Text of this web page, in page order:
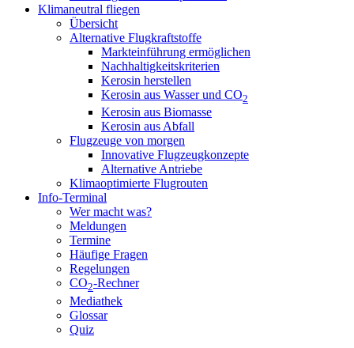
Klimaneutral fliegen
Übersicht
Alternative Flugkraftstoffe
Markteinführung ermöglichen
Nachhaltigkeitskriterien
Kerosin herstellen
Kerosin aus Wasser und CO2
Kerosin aus Biomasse
Kerosin aus Abfall
Flugzeuge von morgen
Innovative Flugzeugkonzepte
Alternative Antriebe
Klimaoptimierte Flugrouten
Info-Terminal
Wer macht was?
Meldungen
Termine
Häufige Fragen
Regelungen
CO2-Rechner
Mediathek
Glossar
Quiz